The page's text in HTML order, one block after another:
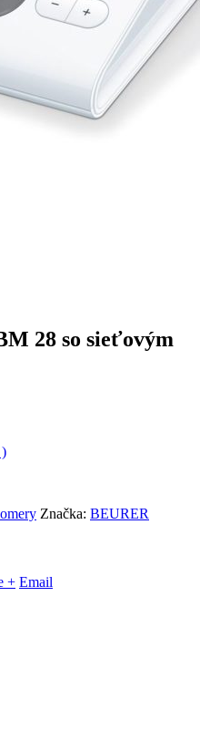
28 so sieťovým
Značka: BEURER
+ Email